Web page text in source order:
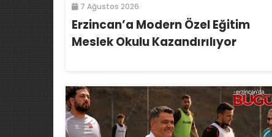
7 Ağustos 2026
Erzincan’a Modern Özel Eğitim
Meslek Okulu Kazandırılıyor